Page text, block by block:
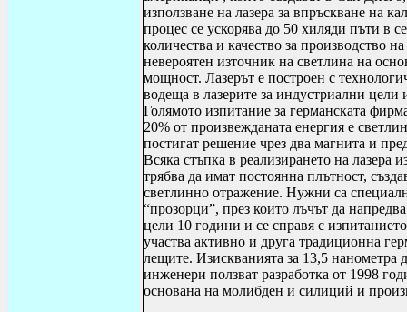
използване на лазера за впръскване на
процес се ускорява до 50 хиляди пъти в
количества и качество за производство
невероятен източник на светлина на
мощност. Лазерът е построен с
водеща в лазерите за индустриални
Голямото изпитание за германската
20% от произвежданата енергия е
постигат решение чрез два магнита и
Всяка стъпка в реализирането на лазера
трябва да имат постоянна плътност,
светлинно отражение. Нужни са
“прозорци”, през които лъчът да
цели 10 години и се справя с
участва активно и друга традиционна
лещите. Изискванията за 13,5 нанометра
инженери ползват разработка от 1998
основана на молибден и силиций и